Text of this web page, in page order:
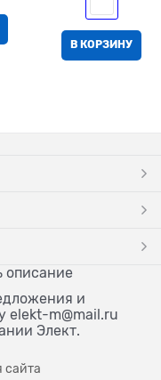
В КОРЗИНУ
описание
и
elekt-m@mail.ru
Элект.
сайта